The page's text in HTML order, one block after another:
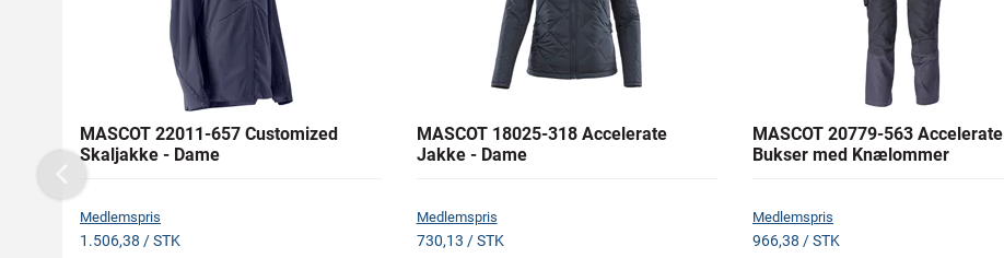
MASCOT 22011-657 Customized
Skaljakke - Dame
Medlemspris
1.506,38 / STK
MASCOT 18025-318 Accelerate
Jakke - Dame
Medlemspris
730,13 / STK
MASCOT 20779-563 Accelerate
Bukser med Knælommer
Medlemspris
966,38 / STK
Previous